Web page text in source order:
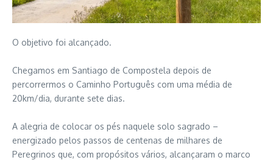
O objetivo foi alcançado.
Chegamos em Santiago de Compostela depois de
percorrermos o Caminho Português com uma média de
20km/dia, durante sete dias.
A alegria de colocar os pés naquele solo sagrado –
energizado pelos passos de centenas de milhares de
Peregrinos que, com propósitos vários, alcançaram o marco